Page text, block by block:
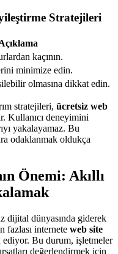
Stratejileri
kaçının.
minimize edin.
olmasına dikkat edin.
stratejileri, ücretsiz web
Kullanıcı deneyimini
yakalayamaz. Bu
odaklanmak oldukça
Önemi: Akıllı
dijital dünyasında giderek
fazlası internete web site
ediyor. Bu durum, işletmeler
değerlendirmek için